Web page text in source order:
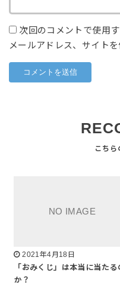
次回のコメントで使用
メールアドレス、サイトを
2021年4月18日
「おみくじ」は本当に当たる
か？